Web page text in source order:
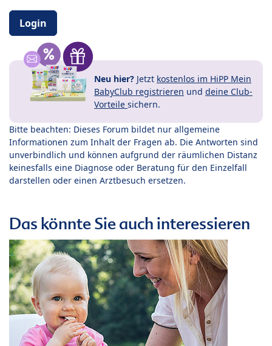
Login
Neu hier? Jetzt kostenlos im HiPP Mein
BabyClub registrieren und deine Club-
Vorteile sichern.
Bitte beachten: Dieses Forum bildet nur allgemeine
Informationen zum Inhalt der Fragen ab. Die Antworten sind
unverbindlich und können aufgrund der räumlichen Distanz
keinesfalls eine Diagnose oder Beratung für den Einzelfall
darstellen oder einen Arztbesuch ersetzen.
Das könnte Sie auch interessieren